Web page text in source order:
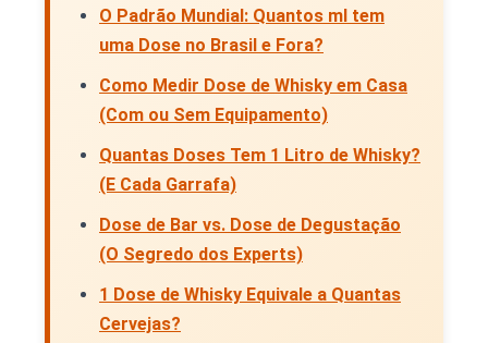
O Padrão Mundial: Quantos ml tem
uma Dose no Brasil e Fora?
Como Medir Dose de Whisky em Casa
(Com ou Sem Equipamento)
Quantas Doses Tem 1 Litro de Whisky?
(E Cada Garrafa)
Dose de Bar vs. Dose de Degustação
(O Segredo dos Experts)
1 Dose de Whisky Equivale a Quantas
Cervejas?